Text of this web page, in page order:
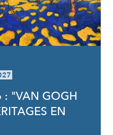
: "VAN GOGH
EN